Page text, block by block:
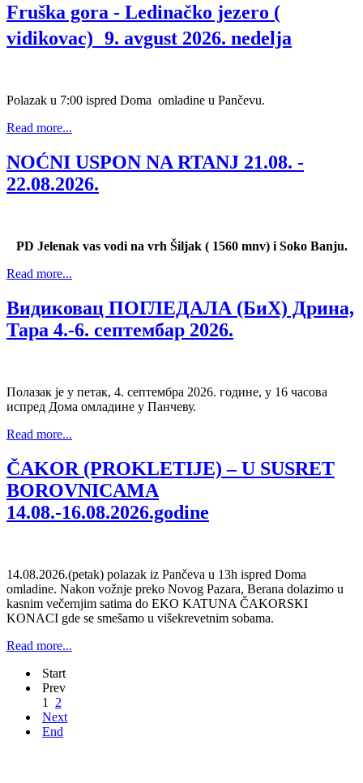
Fruška gora - Ledinačko jezero (
vidikovac) 9. avgust 2026. nedelja
Polazak u 7:00 ispred Doma omladine u Pančevu.
Read more...
NOĆNI USPON NA RTANJ 21.08. -
22.08.2026.
PD Jelenak vas vodi na vrh Šiljak ( 1560 mnv) i Soko Banju.
Read more...
Видиковац ПОГЛЕДАЛА (БиХ) Дрина,
Тара 4.-6. септембар 2026.
Полазак је у петак, 4. септембра 2026. године, у 16 часова
испред Дома омладине у Панчеву.
Read more...
ČAKOR (PROKLETIJE) – U SUSRET
BOROVNICAMA
14.08.-16.08.2026.godine
14.08.2026.(petak) polazak iz Pančeva u 13h ispred Doma
omladine. Nakon vožnje preko Novog Pazara, Berana dolazimo u
kasnim večernjim satima do EKO KATUNA ČAKORSKI
KONACI gde se smešamo u višekrevetnim sobama.
Read more...
Start
Prev
1
2
Next
End